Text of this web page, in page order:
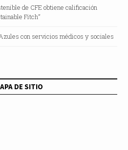
de CFE obtiene calificación
Fitch”
con servicios médicos y sociales
DE SITIO